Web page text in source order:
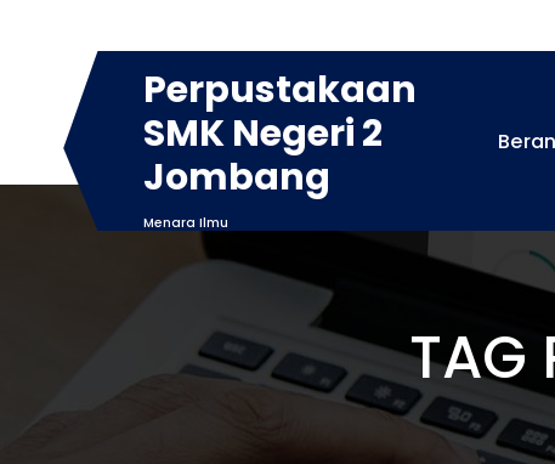
Perpustakaan
SMK Negeri 2
Jombang
Menara Ilmu
TAG